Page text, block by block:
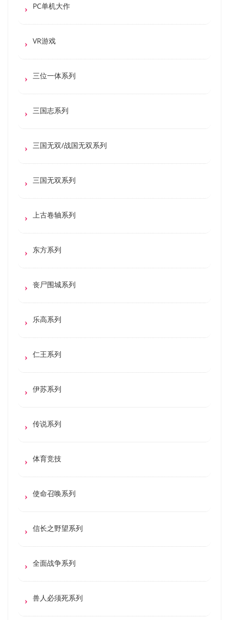
PC单机大作
VR游戏
三位一体系列
三国志系列
三国无双/战国无双系列
三国无双系列
上古卷轴系列
东方系列
丧尸围城系列
乐高系列
仁王系列
伊苏系列
传说系列
体育竞技
使命召唤系列
信长之野望系列
全面战争系列
兽人必须死系列